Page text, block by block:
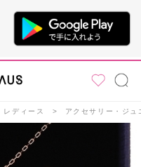
レディース アクセサリー・ジュ